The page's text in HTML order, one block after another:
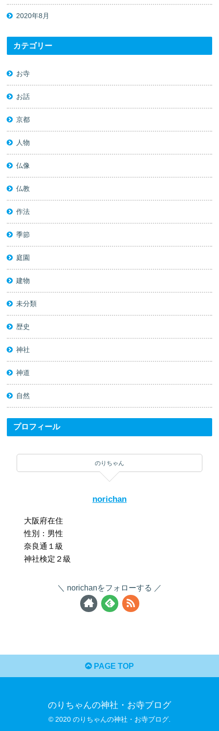
2020年8月
カテゴリー
お寺
お話
京都
人物
仏像
仏教
作法
季節
庭園
建物
未分類
歴史
神社
神道
自然
プロフィール
のりちゃん
norichan
大阪府在住
性別：男性
奈良通１級
神社検定２級
norichanをフォローする
PAGE TOP
のりちゃんの神社・お寺ブログ
© 2020 のりちゃんの神社・お寺ブログ.